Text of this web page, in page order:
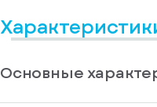
вас
есть
аккаунт
материалы
Основные